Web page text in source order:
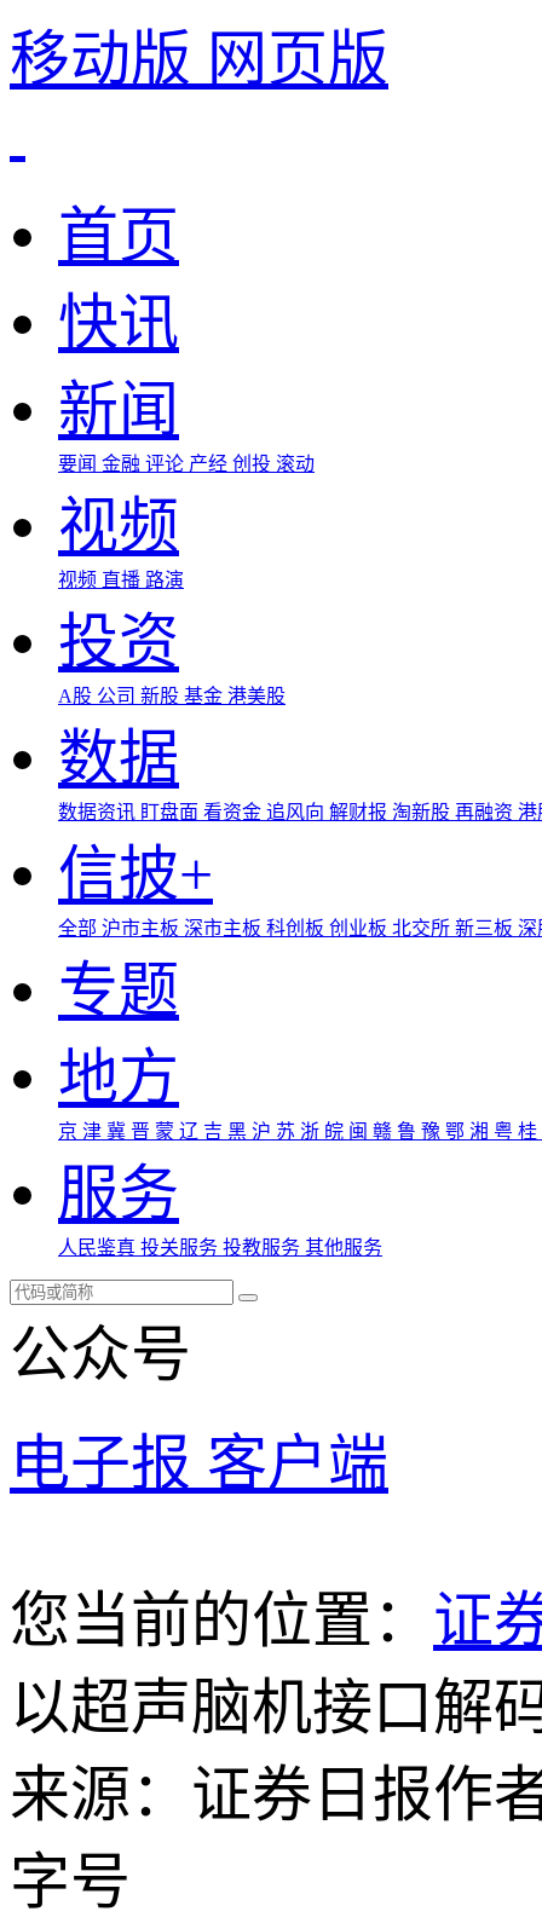
移动版 网页版
首页
快讯
新闻
要闻 金融 评论 产经 创投 滚动
视频
视频 直播 路演
投资
A股 公司 新股 基金 港美股
数据
数据资讯 盯盘面 看资金 追风向 解财报 淘新股 再融资
信披+
全部 沪市主板 深市主板 科创板 创业板 北交所 新三板
专题
地方
京 津 冀 晋 蒙 辽 吉 黑 沪 苏 浙 皖 闽 赣 鲁 豫 鄂 湘 粤 桂
服务
人民鉴真 投关服务 投教服务 其他服务
公众号
电子报 客户端
您当前的位置： 证
以超声脑机接口解
来源：证券日报作
字号